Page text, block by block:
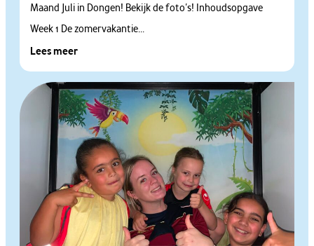
Maand Juli in Dongen! Bekijk de foto’s! Inhoudsopgave
Week 1 De zomervakantie...
Lees meer